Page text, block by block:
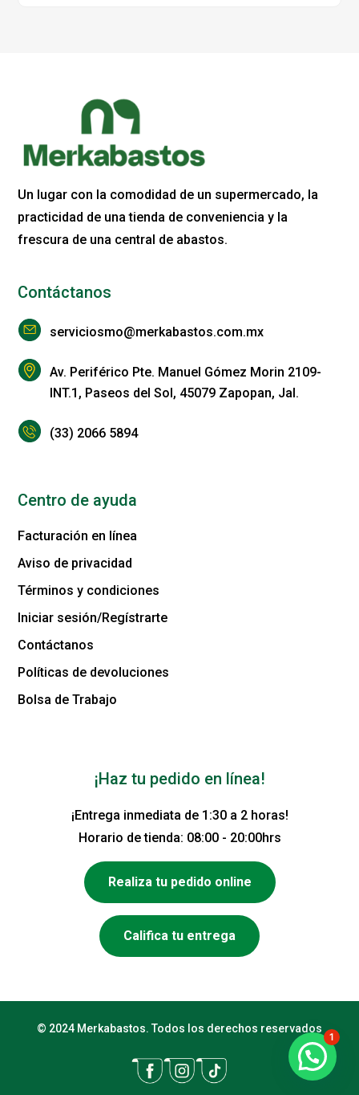
Un lugar con la comodidad de un supermercado, la
practicidad de una tienda de conveniencia y la
frescura de una central de abastos.
Contáctanos
serviciosmo@merkabastos.com.mx
Av. Periférico Pte. Manuel Gómez Morin 2109-
INT.1, Paseos del Sol, 45079 Zapopan, Jal.
(33) 2066 5894
Centro de ayuda
Facturación en línea
Aviso de privacidad
Términos y condiciones
Iniciar sesión/Regístrarte
Contáctanos
Políticas de devoluciones
Bolsa de Trabajo
¡Haz tu pedido en línea!
¡Entrega inmediata de 1:30 a 2 horas!
Horario de tienda: 08:00 - 20:00hrs
Realiza tu pedido online
Califica tu entrega
© 2024 Merkabastos. Todos los derechos reservados
1